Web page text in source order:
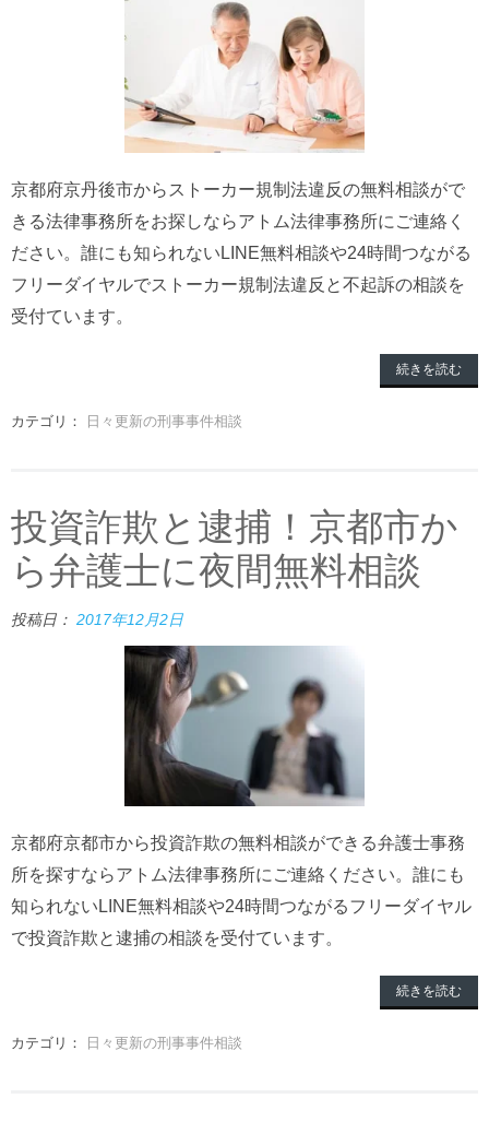
京都府京丹後市からストーカー規制法違反の無料相談がで
きる法律事務所をお探しならアトム法律事務所にご連絡く
ださい。誰にも知られないLINE無料相談や24時間つながる
フリーダイヤルでストーカー規制法違反と不起訴の相談を
受付ています。
続きを読む
カテゴリ： 日々更新の刑事事件相談
投資詐欺と逮捕！京都市か
ら弁護士に夜間無料相談
投稿日： 2017年12月2日
京都府京都市から投資詐欺の無料相談ができる弁護士事務
所を探すならアトム法律事務所にご連絡ください。誰にも
知られないLINE無料相談や24時間つながるフリーダイヤル
で投資詐欺と逮捕の相談を受付ています。
続きを読む
カテゴリ： 日々更新の刑事事件相談